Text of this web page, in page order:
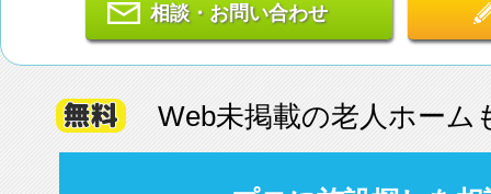
相談・お問い合わせ
Web未掲載の老人ホーム